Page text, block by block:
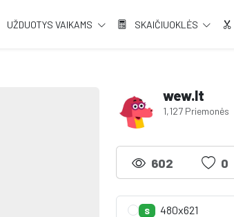
UŽDUOTYS VAIKAMS SKAIČIUOKLĖS
wew.lt
1,127 Priemonės
602 0
S 480x621